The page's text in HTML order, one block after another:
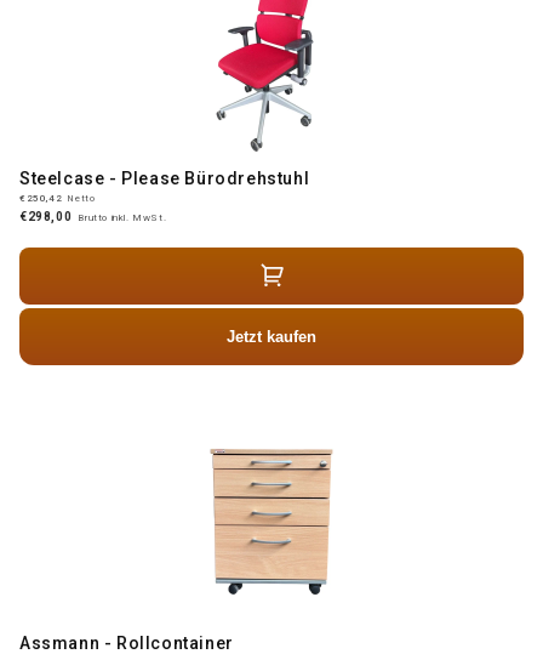
Steelcase - Please Bürodrehstuhl
€250,42 Netto
€298,00 Brutto inkl. MwSt.
Jetzt kaufen
Assmann - Rollcontainer